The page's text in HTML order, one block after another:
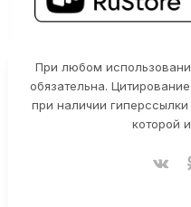
При любом
обязательна.
при наличии
которой